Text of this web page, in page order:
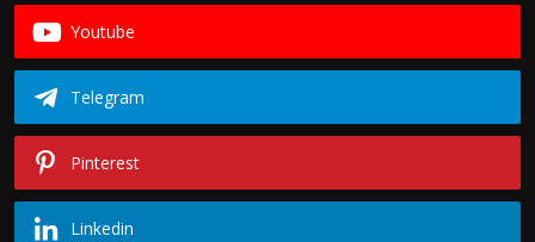
Youtube
Telegram
Pinterest
Linkedin